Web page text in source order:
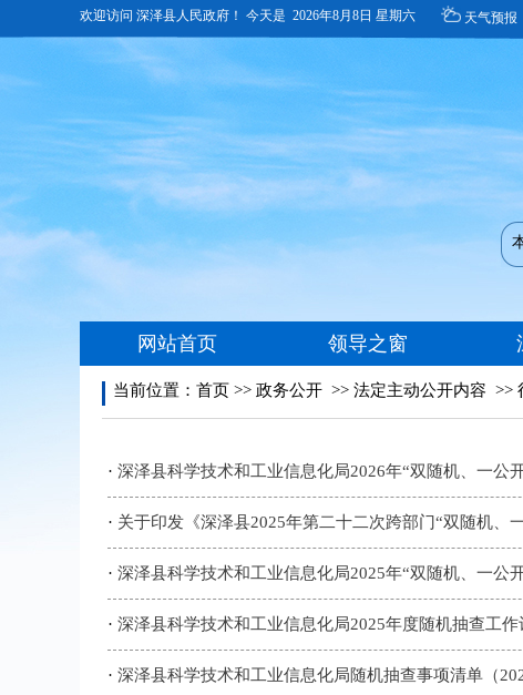
当前位置： 首页 >> 政务公开 >> 法定主动公开内容 >>
· 深泽县科学技术和工业信息化局2026年“双随机、一公
· 关于印发《深泽县2025年第二十二次跨部门“双随机、
· 深泽县科学技术和工业信息化局2025年“双随机、一公
· 深泽县科学技术和工业信息化局2025年度随机抽查工作
· 深泽县科学技术和工业信息化局随机抽查事项清单（